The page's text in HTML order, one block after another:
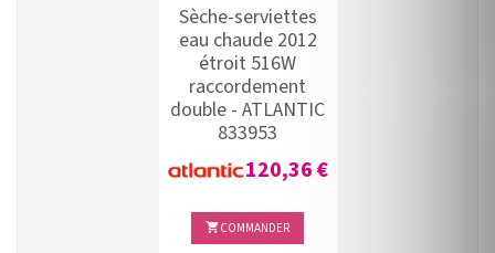
Sèche-serviettes
eau chaude 2012
étroit 516W
raccordement
double - ATLANTIC
833953
Prix
120,36 €
COMMANDER